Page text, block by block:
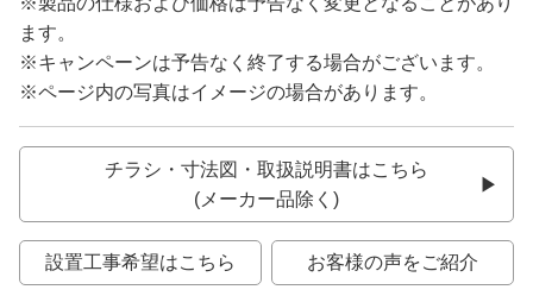
ます。
※キャンペーンは予告なく終了する場合がございます。
※ページ内の写真はイメージの場合があります。
チラシ・寸法図・取扱説明書はこちら
(メーカー品除く)
設置工事希望はこちら お客様の声をご紹介